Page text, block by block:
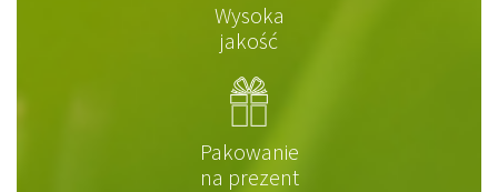
Wysoka
jakość
Pakowanie
na prezent